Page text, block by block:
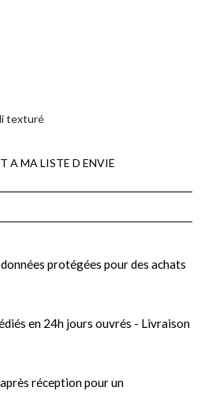
texturé
A MA LISTE D ENVIE
protégées pour des achats
en 24h jours ouvrés - Livraison
réception pour un